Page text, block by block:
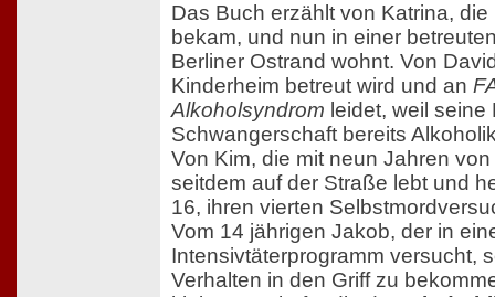
Das Buch erzählt von Katrina,
bekam, und nun in einer
Berliner Ostrand wohnt. Von
Kinderheim betreut wird und an
Alkoholsyndrom leidet, weil seine
Schwangerschaft bereits
Von Kim, die mit neun Jahren
seitdem auf der Straße lebt und
16, ihren vierten
Vom 14 jährigen Jakob, der in
Intensivtäterprogramm versucht,
Verhalten in den Griff zu